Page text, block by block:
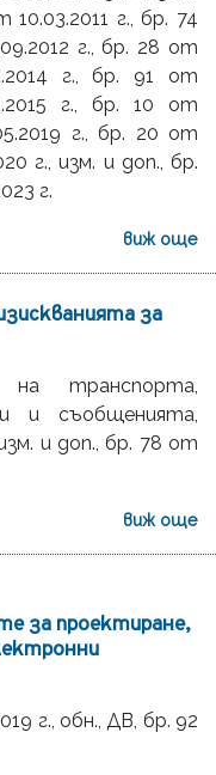
г., бр. 74
г., бр. 28 от
г., бр. 91 от
г., бр. 10 от
г., бр. 20 от
г., изм. и доп., бр.
г.
виж още
за
транспорта,
и съобщенията,
и доп., бр. 78 от
виж още
за проектиране,
г., обн., ДВ, бр. 92